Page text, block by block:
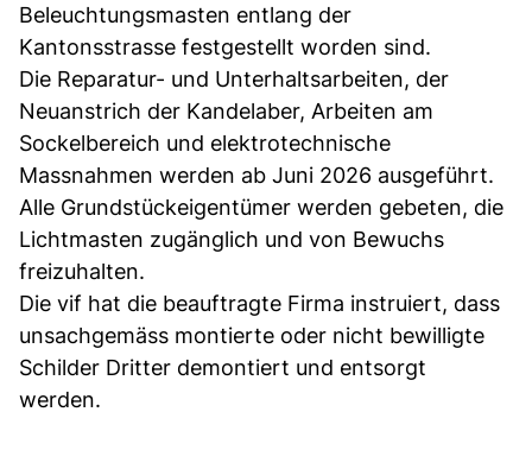
Beleuchtungsmasten entlang der
Kantonsstrasse festgestellt worden sind.
Die Reparatur- und Unterhaltsarbeiten, der
Neuanstrich der Kandelaber, Arbeiten am
Sockelbereich und elektrotechnische
Massnahmen werden ab Juni 2026 ausgeführt.
Alle Grundstückeigentümer werden gebeten, die
Lichtmasten zugänglich und von Bewuchs
freizuhalten.
Die vif hat die beauftragte Firma instruiert, dass
unsachgemäss montierte oder nicht bewilligte
Schilder Dritter demontiert und entsorgt
werden.